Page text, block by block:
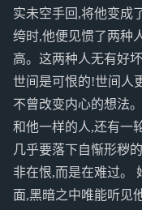
实未空手回,将他变成
绔时,他便见惯了两种
高。这两种人无有好
世间是可恨的!世间人
不曾改变内心的想法
和他一样的人,还有一
几乎要落下自惭形秽
非在恨,而是在难过。
面,黑暗之中唯能听